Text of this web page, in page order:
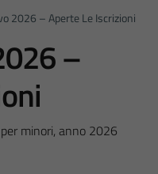
2026 – Aperte Le Iscrizioni
–
minori, anno 2026